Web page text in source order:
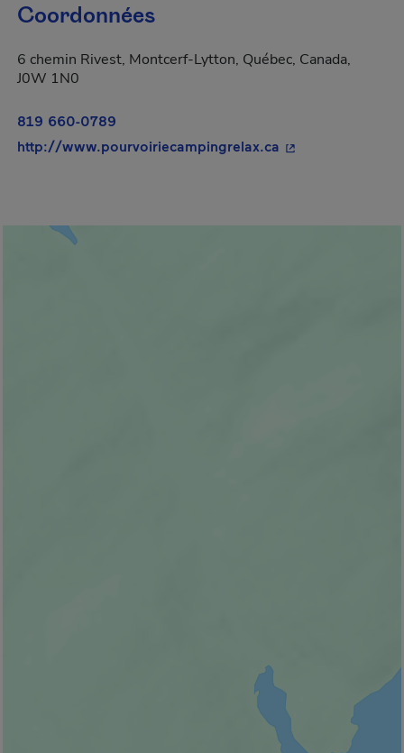
Coordonnées
6 chemin Rivest, Montcerf-Lytton, Québec, Canada,
J0W 1N0
819 660-0789
http://www.pourvoiriecampingrelax.ca - Cet hyperlien